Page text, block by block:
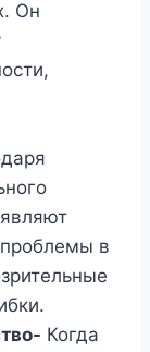
Он
в
Когда